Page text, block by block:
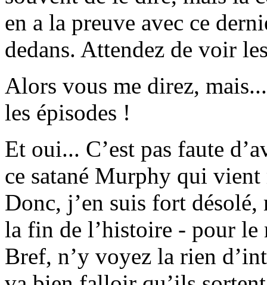
en a la preuve avec ce
dedans. Attendez de voir
Alors vous me direz,
les épisodes !
Et oui... C’est pas faute
ce satané Murphy qui vient
Donc, j’en suis fort
la fin de l’histoire - pour le
Bref, n’y voyez la rien